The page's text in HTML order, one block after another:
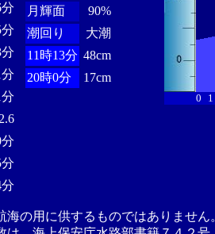
月輝面
90%
潮回り
大潮
11時13分 48cm
20時0分
17cm
0 1
海の用に供するものではありませ